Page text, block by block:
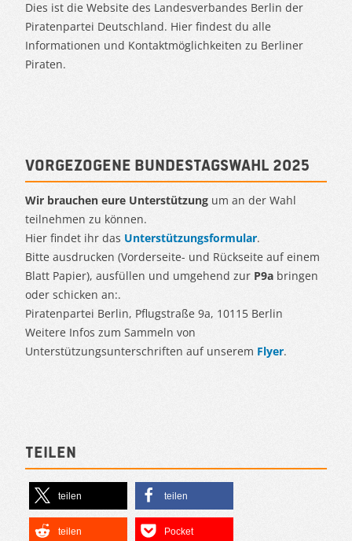
Dies ist die Website des Landesverbandes Berlin der
Piratenpartei Deutschland. Hier findest du alle
Informationen und Kontaktmöglichkeiten zu Berliner
Piraten.
Vorgezogene Bundestagswahl 2025
Wir brauchen eure Unterstützung um an der Wahl
teilnehmen zu können.
Hier findet ihr das Unterstützungsformular.
Bitte ausdrucken (Vorderseite- und Rückseite auf einem
Blatt Papier), ausfüllen und umgehend zur P9a bringen
oder schicken an:.
Piratenpartei Berlin, Pflugstraße 9a, 10115 Berlin
Weitere Infos zum Sammeln von
Unterstützungsunterschriften auf unserem Flyer.
Teilen
teilen teilen
teilen Pocket